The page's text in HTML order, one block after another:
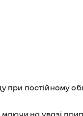
постійному